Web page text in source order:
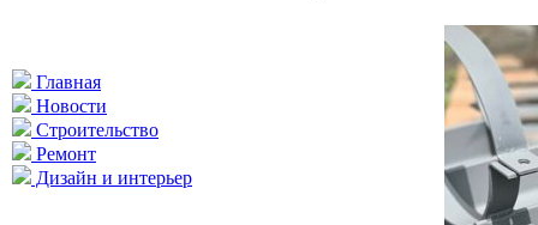
Главная
Новости
Строительство
Ремонт
Дизайн и интерьер